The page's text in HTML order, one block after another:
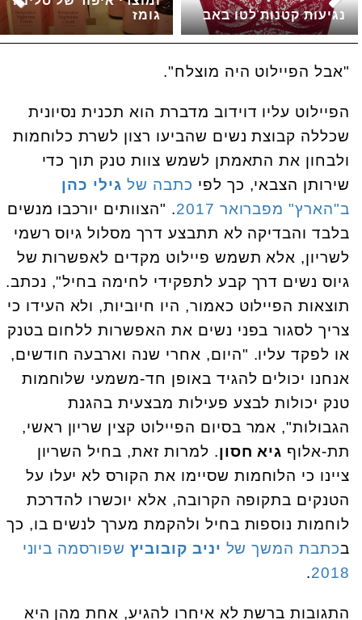
גומז
נגיעות קטנות לטו באב
"אבל הפיילוט היה מוצלח".
הפיילוט עליו דוידוב מדברת הוא תכנית נסיונית
שכללה קבוצת נשים שהביעו רצון לשרת כלוחמות
ולבחון את התאמתן לשמש צוות טנק תוך כדי
שירותן הצבאי, כך לפי כתבה של גילי כהן
ב"הארץ" מפברואר 2017
. "הצוותים יורכבו מנשים
בלבד והבדיקה לא תתבצע דרך מסלול גיוס רשמי
לשריון, אלא תשמש פיילוט מקדים לאפשרות של
גיוס נשים דרך קבע לתפקידי לחימה בחיל", נכתב.
תוצאות הפיילוט כאמור, היו חיוביות, ולא העידו כי
צריך לסגור בפני נשים את האפשרות ללחום בטנק
או לפקד עליו. "היום, אחרי שנה וארבעה חודשים,
אנחנו יכולים להגיד באופן חד-משמעי שלוחמות
טנק יכולות לבצע פעילות מבצעית בהגנת
הגבולות", אמר בסיום הפיילוט קצין שריון ראשי,
תת-אלוף גיא חסון. למרות זאת, בחיל השריון
ציינו כי הלוחמות שסיימו את הקורס לא יעלו על
הטנקים בתקופה הקרובה, אלא יוכשרו להדרכת
לוחמות נוספות בחיל ולהקמת מערך לנשים בו, כך
בכתבת המשך של יניב קובוביץשפורסמה ביוני
2018
.
התגובות ברשת לא איחרו להגיע, אחת מהן היא